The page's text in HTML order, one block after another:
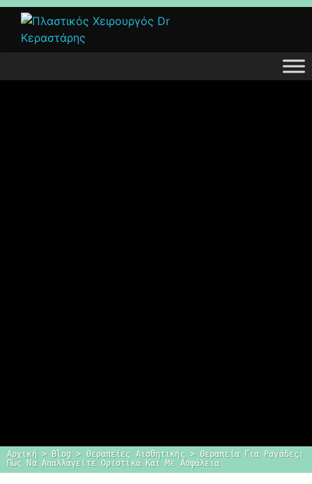
Dr. Δημήτρης
Αρχική > Blog > Θεραπείες Αισθητικής > Θεραπεία Για Ραγάδες:
Πώς Να Απαλλαγείτε Οριστικά Και Με Ασφάλεια